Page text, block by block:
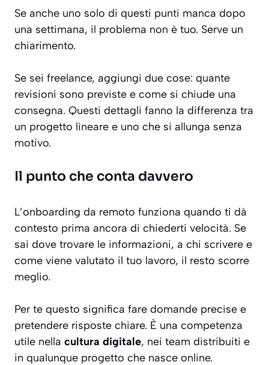
Se anche uno solo di questi punti manca dopo
una settimana, il problema non è tuo. Serve un
chiarimento.
Se sei freelance, aggiungi due cose: quante
revisioni sono previste e come si chiude una
consegna. Questi dettagli fanno la differenza tra
un progetto lineare e uno che si allunga senza
motivo.
Il punto che conta davvero
L’onboarding da remoto funziona quando ti dà
contesto prima ancora di chiederti velocità. Se
sai dove trovare le informazioni, a chi scrivere e
come viene valutato il tuo lavoro, il resto scorre
meglio.
Per te questo significa fare domande precise e
pretendere risposte chiare. È una competenza
utile nella cultura digitale, nei team distribuiti e
in qualunque progetto che nasce online.